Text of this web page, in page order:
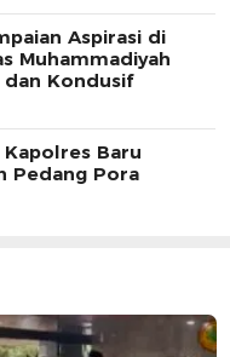
Aspirasi di
Muhammadiyah
dan Kondusif
Baru
Pedang Pora